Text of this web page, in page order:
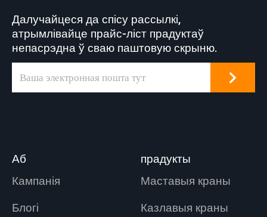
Далучайцеся да спісу рассылкі,
атрымлівайце прайс-ліст прадуктаў
непасрэдна ў сваю паштовую скрыню.
Аб
Кампанія
Блогі
прадукты
Маставыя краны
Казлавыя краны